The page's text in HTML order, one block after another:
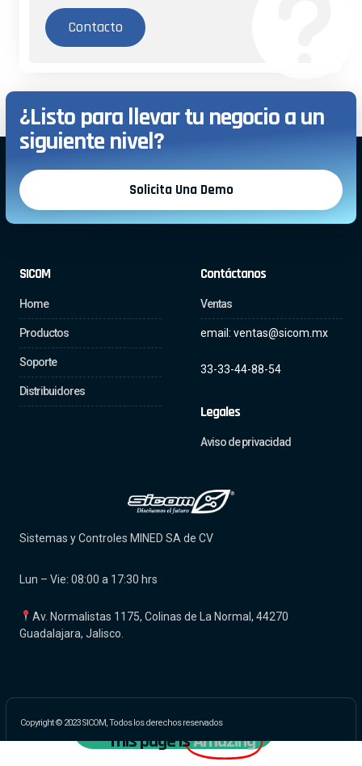
Contacto
¿Listo para llevar tu negocio a un
siguiente nivel?
Solicita Una Demo
SICOM
Home
Productos
Soporte
Distribuidores
Contáctanos
Ventas
email: ventas@sicom.mx
33-33-44-88-54
Legales
Aviso de privacidad
Sistemas y Controles MINED SA de CV
Lun – Vie: 08:00 a 17:30 hrs
Av. Normalistas 1175, Colinas de La Normal, 44270
Guadalajara, Jalisco.
Copyright © 2023 SICOM, Todos los derechos reservados
Chatea Con Un Experto
This page isAmazing